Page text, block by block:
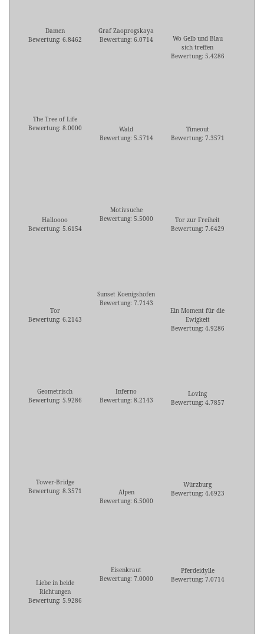
Damen
Bewertung: 6.8462
Graf Zaoprogskaya
Bewertung: 6.0714
Wo Gelb und Blau
sich treffen
Bewertung: 5.4286
The Tree of Life
Bewertung: 8.0000
Wald
Bewertung: 5.5714
Timeout
Bewertung: 7.3571
Halloooo
Bewertung: 5.6154
Motivsuche
Bewertung: 5.5000
Tor zur Freiheit
Bewertung: 7.6429
Tor
Bewertung: 6.2143
Sunset Koenigshofen
Bewertung: 7.7143
Ein Moment für die
Ewigkeit
Bewertung: 4.9286
Geometrisch
Bewertung: 5.9286
Inferno
Bewertung: 8.2143
Loving
Bewertung: 4.7857
Tower-Bridge
Bewertung: 8.3571
Alpen
Bewertung: 6.5000
Würzburg
Bewertung: 4.6923
Liebe in beide
Richtungen
Bewertung: 5.9286
Eisenkraut
Bewertung: 7.0000
Pferdeidylle
Bewertung: 7.0714